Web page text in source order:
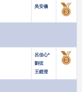
吳安儀
呂佳心*
劉弦
王鎧澄